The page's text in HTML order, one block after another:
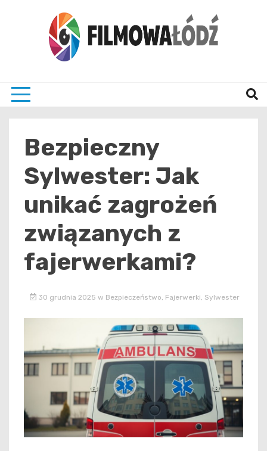
Bezpieczny
Sylwester: Jak
unikać zagrożeń
związanych z
fajerwerkami?
30 grudnia 2025 w Bezpieczeństwo Fajerwerki Sylwester